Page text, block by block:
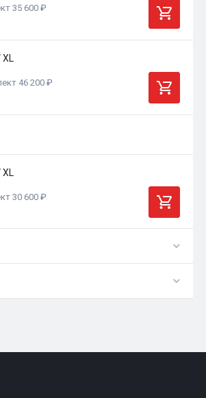
35 600 ₽
46 200 ₽
30 600 ₽
рейтинг 0